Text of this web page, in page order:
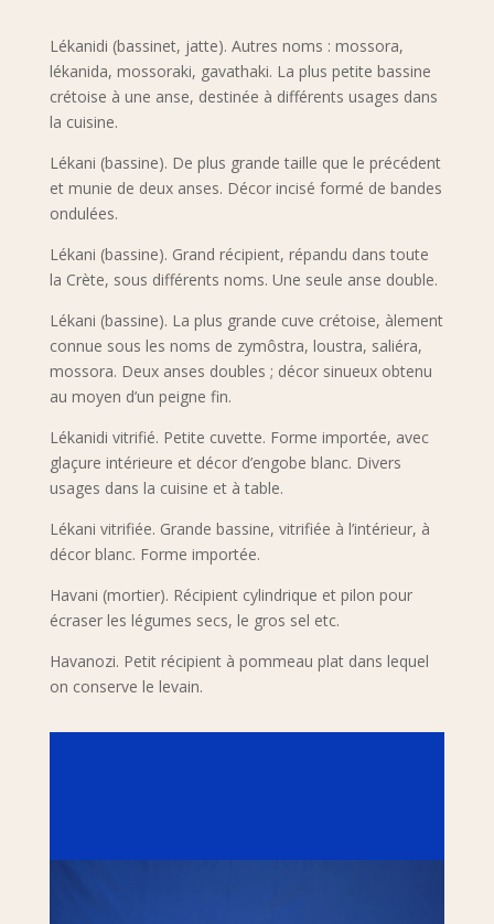
Lékanidi (bassinet, jatte). Autres noms : mossora,
lékanida, mossoraki, gavathaki. La plus petite bassine
crétoise à une anse, destinée à différents usages dans
la cuisine.
Lékani (bassine). De plus grande taille que le précédent
et munie de deux anses. Décor incisé formé de bandes
ondulées.
Lékani (bassine). Grand récipient, répandu dans toute
la Crète, sous différents noms. Une seule anse double.
Lékani (bassine). La plus grande cuve crétoise, àlement
connue sous les noms de zymôstra, loustra, saliéra,
mossora. Deux anses doubles ; décor sinueux obtenu
au moyen d’un peigne fin.
Lékanidi vitrifié. Petite cuvette. Forme importée, avec
glaçure intérieure et décor d’engobe blanc. Divers
usages dans la cuisine et à table.
Lékani vitrifiée. Grande bassine, vitrifiée à l’intérieur, à
décor blanc. Forme importée.
Havani (mortier). Récipient cylindrique et pilon pour
écraser les légumes secs, le gros sel etc.
Havanozi. Petit récipient à pommeau plat dans lequel
on conserve le levain.